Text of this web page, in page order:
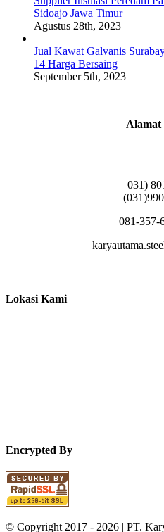
Sidoajo Jawa Timur
Agustus 28th, 2023
Jual Kawat Galvanis
14 Harga Bersaing
September 5th, 2023
Alamat
031)
081-357-
Lokasi Kami
Encrypted By
© Copyright 2017 - 2026 | PT.